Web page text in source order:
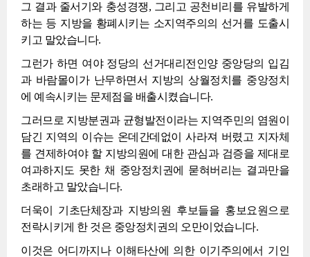
그 결과 줄서기와 충성경쟁, 그리고 공천비리를 유발하게
하는 등 지방을 황폐시키는 소지역주의의 선거를 도출시
키고 말았습니다.
그런가 하면 여야 정당의 선거대리전인양 중앙당의 입김
과 바람몰이가 난무하면서 지방의 상월정치를 중앙정치
에 예속시키는 문제점을 배출시켰습니다.
그러므로 지방분권과 균형발전이라는 지역주민의 염원이
담긴 지역의 이슈는 온데간데없이 사라져 버렸고 지자체
를 견제하여야 할 지방의원에 대한 관심과 검증을 제대로
여과하지도 못한 채 중앙정치권에 묻혀버리는 결과만을
초래하고 말았습니다.
더욱이 기초단체장과 지방의원 후보들을 홍보요원으로
전락시키게 한 것은 중앙정치권의 오만이었습니다.
이것은 어디까지나 이해타산에 의한 이기주의에서 기인